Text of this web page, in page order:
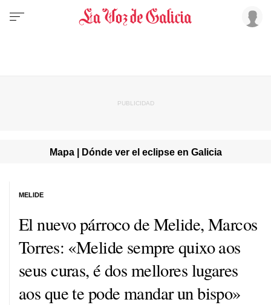
Mapa | Dónde ver el eclipse en Galicia
El nuevo párroco de Melide, Marcos
Torres: «Melide sempre quixo aos
seus curas, é dos mellores lugares
aos que te pode mandar un bispo»
MELIDE